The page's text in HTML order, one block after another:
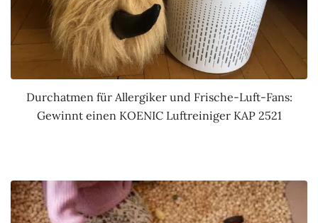
Durchatmen für Allergiker und Frische-Luft-Fans:
Gewinnt einen KOENIC Luftreiniger KAP 2521